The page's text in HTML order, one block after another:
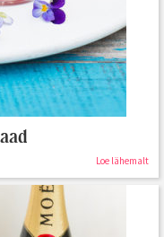
Loe lähemalt